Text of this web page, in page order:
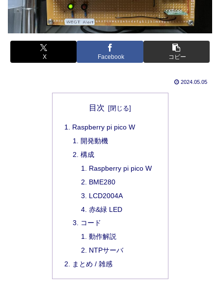
X Facebook コピー
2024.05.05
目次
Raspberry pi pico W
開発動機
構成
Raspberry pi pico W
BME280
LCD2004A
赤&緑 LED
コード
動作解説
NTPサーバ
まとめ / 雑感